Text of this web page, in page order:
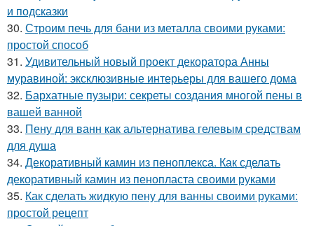
и подсказки
30. Строим печь для бани из металла своими руками:
простой способ
31. Удивительный новый проект декоратора Анны
муравиной: эксклюзивные интерьеры для вашего дома
32. Бархатные пузыри: секреты создания многой пены в
вашей ванной
33. Пену для ванн как альтернатива гелевым средствам
для душа
34. Декоративный камин из пеноплекса. Как сделать
декоративный камин из пенопласта своими руками
35. Как сделать жидкую пену для ванны своими руками:
простой рецепт